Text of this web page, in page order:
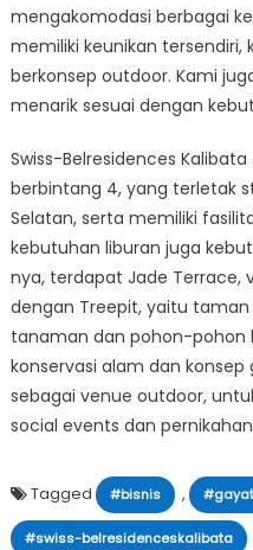
mengakomodasi berbagai
memiliki keunikan tersendiri,
berkonsep outdoor. Kami
menarik sesuai dengan
Swiss-Belresidences
berbintang 4, yang terletak
Selatan, serta memiliki
kebutuhan liburan juga
nya, terdapat Jade Terrace,
dengan Treepit, yaitu
tanaman dan pohon-pohon
konservasi alam dan
sebagai venue outdoor,
social events dan
Tagged #bisnis ,
#swiss-belresidenceskalibata